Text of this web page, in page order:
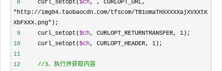
8
     curl_setopt(
$ch, , CURLOPT_URL,
"http://img04.taobaocdn.com/tfscom/TB1omaTHXXXXXajXVXXtK
XbFXXX.png"
9
     curl_setopt(
$ch, CURLOPT_RETURNTRANSFER, 1
10
     curl_setopt(
$ch, CURLOPT_HEADER, 1
11
12
//3、执行并获取内容